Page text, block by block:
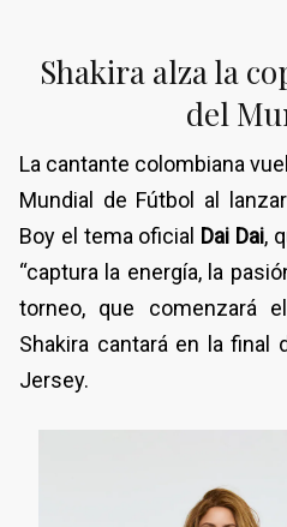
Shakira alza la
del
La cantante colombiana
Mundial de Fútbol al
Boy el tema oficial
Dai Dai,
“captura la energía, la
torneo, que comenzará
Shakira cantará en la final
Jersey.